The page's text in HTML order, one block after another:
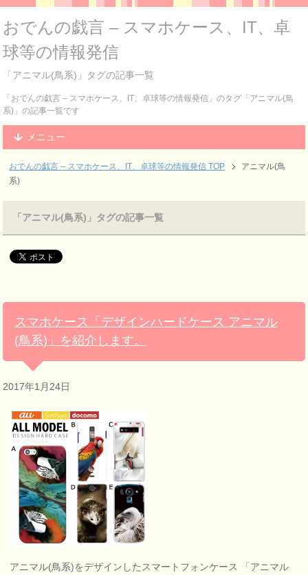
おでんの戯言 – スマホケース、IT、卓
球等の情報発信
「アニマル(鳥系)」タグの記事一覧
「おでんの戯言 – スマホケース、IT、卓球等の情報発信」のタグ「アニマル(鳥
系)」の記事一覧です
メニュー
おでんの戯言 – スマホケース、IT、卓球等の情報発信 TOP
アニマル(鳥
系)
「アニマル(鳥系)」タグの記事一覧
スマホケース「デザインハードケース アニマル
(鳥系)」を紹介します。
2017年1月24日
アニマル(鳥系)をデザインしたスマートフォンケース 「アニマル